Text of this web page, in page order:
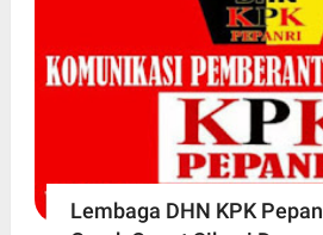
Lembaga DHN KPK